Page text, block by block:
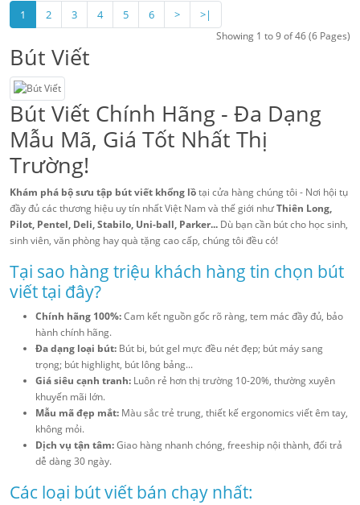
1 2 3 4 5 6 > >|
Showing 1 to 9 of 46 (6 Pages)
Bút Viết
Bút Viết Chính Hãng - Đa Dạng
Mẫu Mã, Giá Tốt Nhất Thị
Trường!
Khám phá bộ sưu tập bút viết khổng lồtại cửa hàng chúng tôi - Nơi hội tụ
đầy đủ các thương hiệu uy tín nhất Việt Nam và thế giới nhưThiên Long,
Pilot, Pentel, Deli, Stabilo, Uni-ball, Parker... Dù bạn cần bút cho học sinh,
sinh viên, văn phòng hay quà tặng cao cấp, chúng tôi đều có!
Tại sao hàng triệu khách hàng tin chọn bút
viết tại đây?
Chính hãng 100%:Cam kết nguồn gốc rõ ràng, tem mác đầy đủ, bảo
hành chính hãng.
Đa dạng loại bút: Bút bi, bút gel mực đều nét đẹp; bút máy sang
trọng; bút highlight, bút lông bảng...
Giá siêu cạnh tranh: Luôn rẻ hơn thị trường 10-20%, thường xuyên
khuyến mãi lớn.
Mẫu mã đẹp mắt: Màu sắc trẻ trung, thiết kế ergonomics viết êm tay,
không mỏi.
Dịch vụ tận tâm:Giao hàng nhanh chóng, freeship nội thành, đổi trả
dễ dàng 30 ngày.
Các loại bút viết bán chạy nhất: